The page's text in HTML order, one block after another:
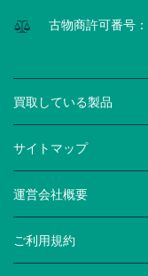
古物商許可番号
買取している製品
サイトマップ
運営会社概要
ご利用規約